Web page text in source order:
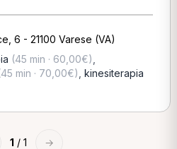
6 - 21100 Varese (VA)
(45 min · 60,00€)
min · 70,00€) kinesiterapia
1 / 1 →